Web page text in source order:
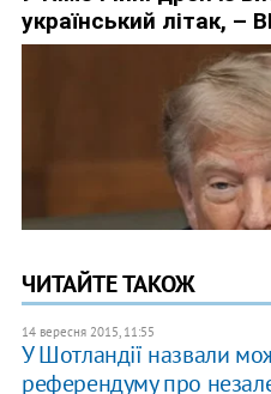
ЧИТАЙТЕ ТАКОЖ
14 вересня 2015, 11:55
У Шотландії назвали
референдуму про